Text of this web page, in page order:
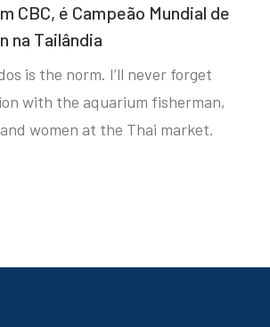
CBC, é Campeão Mundial de
na Tailândia
is the norm. I’ll never forget
with the aquarium fisherman,
women at the Thai market.